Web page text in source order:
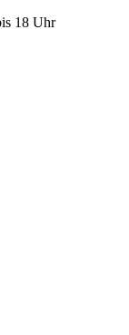
18 Uhr